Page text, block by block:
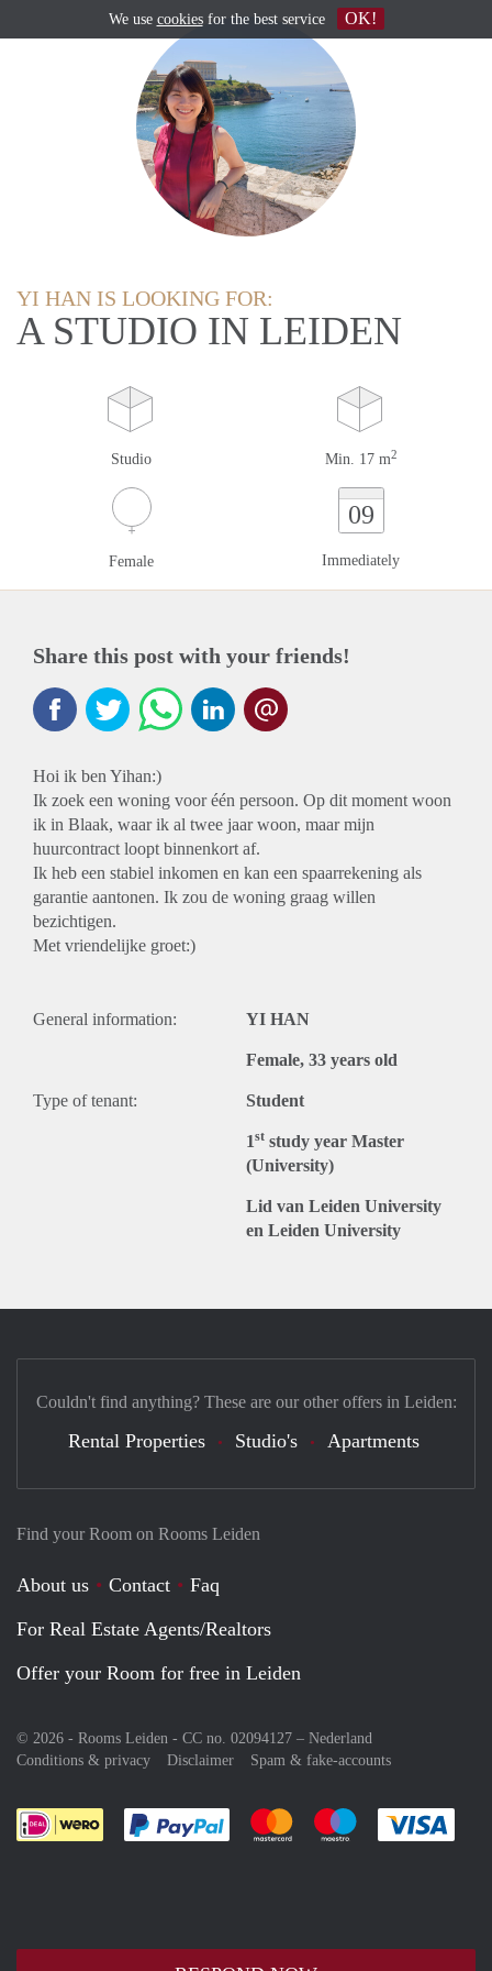
YI HAN IS LOOKING FOR:
A STUDIO IN LEIDEN
Studio Min. 17 m2
Female
09
Immediately
Share this post with your friends!
Hoi ik ben Yihan:)
Ik zoek een woning voor één persoon. Op dit moment woon
ik in Blaak, waar ik al twee jaar woon, maar mijn
huurcontract loopt binnenkort af.
Ik heb een stabiel inkomen en kan een spaarrekening als
garantie aantonen. Ik zou de woning graag willen
bezichtigen.
Met vriendelijke groet:)
General information: YI HAN
Female, 33 years old
Type of tenant: Student
1st study year Master
(University)
Lid van Leiden University
en Leiden University
Find your Room on Rooms Leiden
About us Contact
Faq
For Real Estate Agents/Realtors
Offer your Room for free in Leiden
© 2026 - Rooms Leiden - CC no. 02094127 – Nederland
Conditions & privacy
Disclaimer Spam & fake-accounts
Pay easily with :payment method
Pay easily with :payment
Pay easily with
Couldn't find anything? These are our other offers in Leiden:
Rental Properties Studio's Apartments
We use cookiesfor the best service OK!